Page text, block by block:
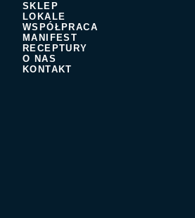
SKLEP
LOKALE
WSPÓŁPRACA
MANIFEST
RECEPTURY
O NAS
KONTAKT